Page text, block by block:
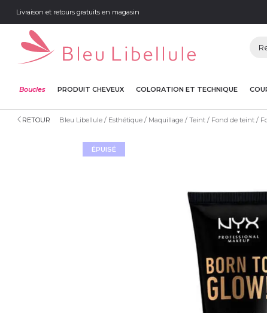
Livraison et retours gratuits en magasin
Boucles PRODUIT CHEVEUX COLORATION ET TECHNIQUE
RETOUR Bleu Libellule Esthétique Maquillage Teint Fond de teint
ÉPUISÉ